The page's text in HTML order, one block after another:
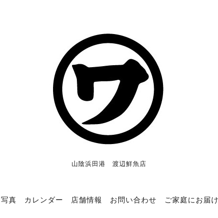
山陰浜田港 渡辺鮮魚店
写真 カレンダー 店舗情報 お問い合わせ ご家庭にお届け